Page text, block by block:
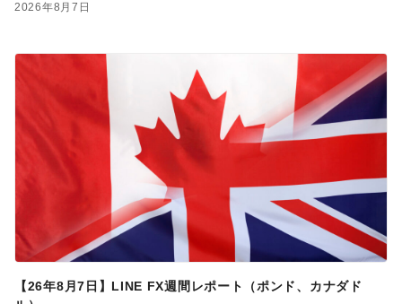
2026年8月7日
【26年8月7日】LINE FX週間レポート（ポンド、カナダド